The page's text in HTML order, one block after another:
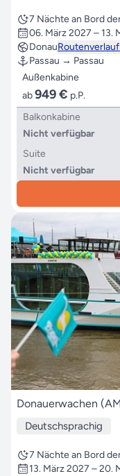
7 Nächte an Bord
06. März 2027 – 13.
Donau
Passau → Passau
Außenkabine
ab949 € p.P.
Balkonkabine
Nicht verfügbar
Suite
Nicht verfügbar
Donauerwachen
Deutschsprachig
7 Nächte an Bord
13. März 2027 – 20.